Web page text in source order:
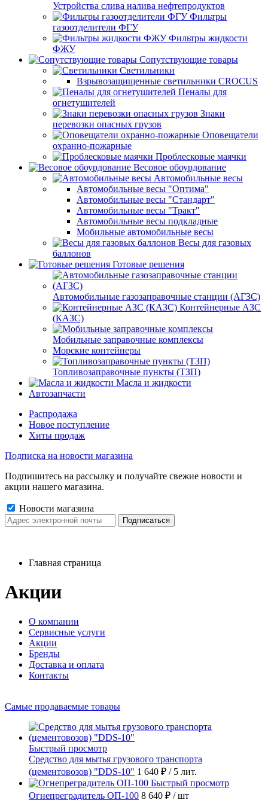
Устройства слива налива нефтепродуктов
Фильтры
газоотделители ФГУ
Фильтры жидкости
ФЖУ
Сопутствующие товары
Светильники
Взрывозащищенные светильники CROCUS
Пеналы для
огнетушителей
Знаки
перевозки опасных грузов
Оповещатели
охранно-пожарные
Проблесковые маячки
Весовое обоурдование
Автомобильные весы
Автомобильные весы "Оптима"
Автомобильные весы "Стандарт"
Автомобильные весы "Тракт"
Автомобильные весы подкладные
Мобильные автомобильные весы
Весы для газовых
баллонов
Готовые решения
Автомобильные газозаправочные станции (АГЗС)
Контейнерные АЗС
(КАЗС)
Мобильные заправочные комплексы
Морские контейнеры
Топливозаправочные пункты (ТЗП)
Масла и жидкости
Автозапчасти
Распродажа
Новое поступление
Хиты продаж
Подписка на новости магазина
Подпишитесь на рассылку и получайте свежие новости и
акции нашего магазина.
Новости магазина
Главная страница
Акции
О компании
Сервисные услуги
Акции
Бренды
Доставка и оплата
Контакты
Самые продаваемые товары
Быстрый просмотр
Средство для мытья грузового транспорта
(цементовозов) "DDS-10" 1 640 ₽ / 5 лит.
Быстрый просмотр
Огнепреградитель ОП-100 8 640 ₽ / шт